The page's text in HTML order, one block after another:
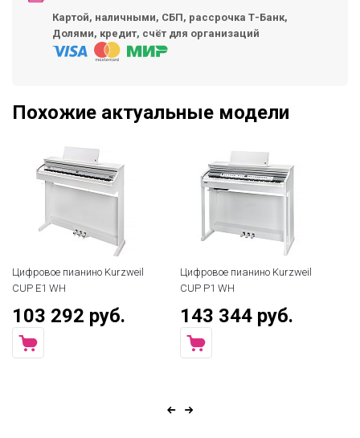
Картой, наличными, СБП, рассрочка Т-Банк,
Долями, кредит, счёт для организаций
Похожие актуальные модели
Цифровое пианино Kurzweil
CUP E1 WH
103 292 руб.
Цифровое пианино Kurzweil
CUP P1 WH
143 344 руб.